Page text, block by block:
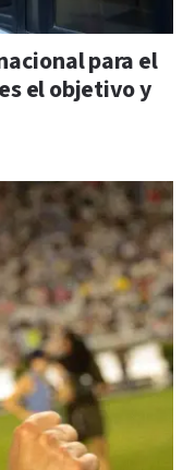
para el
el objetivo y